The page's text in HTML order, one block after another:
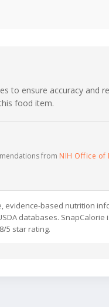
to ensure accuracy and
food item.
from NIH Office of
evidence-based nutrition
databases. SnapCalorie
5 star rating.